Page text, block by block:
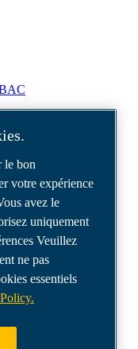
le bon
votre expérience
avez le
uniquement
Veuillez
ne pas
essentiels